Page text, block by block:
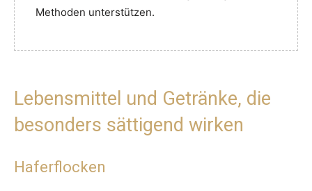
Methoden unterstützen.
Lebensmittel und Getränke, die
besonders sättigend wirken
Haferflocken